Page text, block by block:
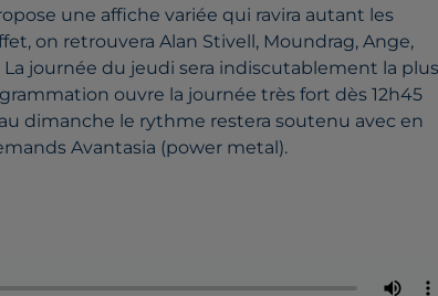
une affiche variée qui ravira autant les
on retrouvera Alan Stivell, Moundrag, Ange,
journée du jeudi sera indiscutablement la plus
ouvre la journée très fort dès 12h45
dimanche le rythme restera soutenu avec en
Avantasia (power metal).